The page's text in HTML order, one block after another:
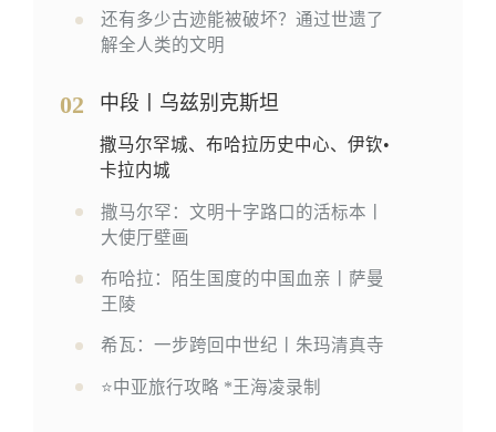
还有多少古迹能被破坏？通过世遗了
解全人类的文明
02 中段丨乌兹别克斯坦
撒马尔罕城、布哈拉历史中心、伊钦•
卡拉内城
撒马尔罕：文明十字路口的活标本丨
大使厅壁画
布哈拉：陌生国度的中国血亲丨萨曼
王陵
希瓦：一步跨回中世纪丨朱玛清真寺
⭐中亚旅行攻略 *王海凌录制